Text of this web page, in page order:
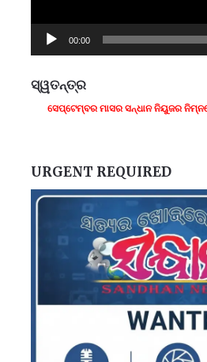
00:00
ସ୍ୱତନ୍ତ୍ର
ସେପ୍ଟେମ୍ବର ମାସର ସନ୍ଧାନ ନିୟୁଜର
URGENT REQUIRED